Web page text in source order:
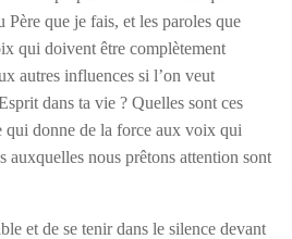
que je fais, et les paroles que
qui doivent être complètement
autres influences si l’on veut
dans ta vie ? Quelles sont ces
qui donne de la force aux voix qui
auxquelles nous prêtons attention sont
et de se tenir dans le silence devant